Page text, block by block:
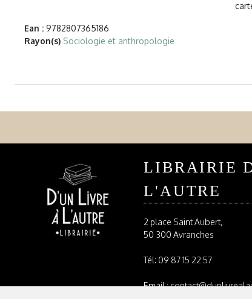
Ean : 9782807365186
Rayon(s) Sociologie et anthropologie
LIBRAIRIE
L'AUTRE
2 place Saint Aubert,
50 300 Avranches
Tél: 09 87 15 22 57
Email :